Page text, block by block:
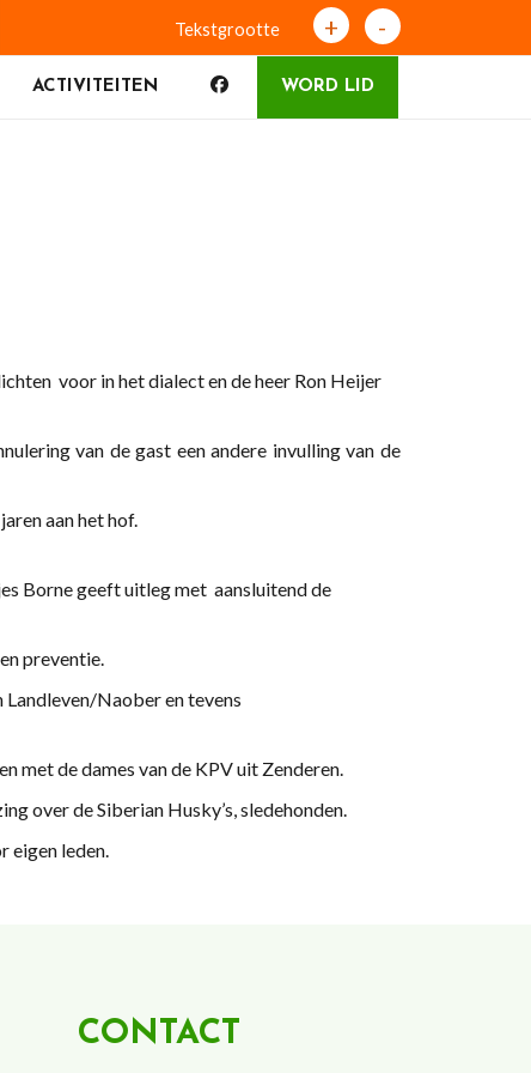
Tekstgrootte + -
ACTIVITEITEN WORD LID
voor in het dialect en de heer Ron Heijer
van de gast een andere invulling van de
over vijf jaren aan het hof.
Borne geeft uitleg met aansluitend de
preventie.
van Landleven/Naober en tevens
met de dames van de KPV uit Zenderen.
over de Siberian Husky’s, sledehonden.
leden.
CONTACT